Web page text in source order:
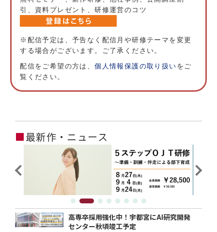
引、資料プレゼント、研修運営のコツ
※配信予定は、予告なく配信月や研修テーマを変更
する場合がございます。ご了承ください。
配信をご希望の方は、個人情報保護の取り扱いをご
覧ください。
■最新作・ニュース
高専卒採用強化中！宇都宮にAI研究開発
センター秋頃竣工予定